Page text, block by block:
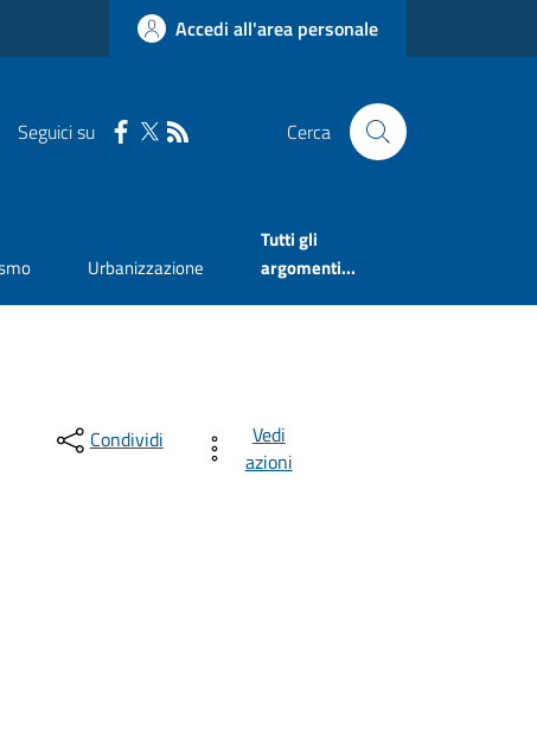
Accedi all'area personale
Seguici su Cerca
Urbanizzazione
Tutti gli
argomenti...
Condividi
Vedi
azioni